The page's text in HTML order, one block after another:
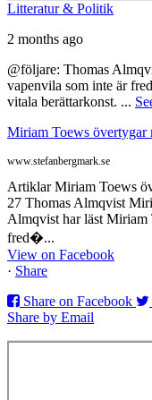
Litteratur & Politik
2 months ago
@följare: Thomas
vapenvila som inte är
vitala berättarkonst. ...
Miriam Toews övertygar
www.stefanbergmark.se
Artiklar Miriam Toews
27 Thomas Almqvist
Almqvist har läst Miriam
fred�...
View on Facebook
· Share
Share on Facebook
Share by Email